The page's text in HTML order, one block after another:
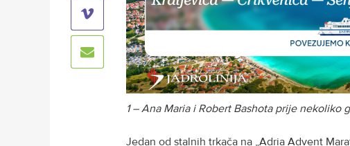
1 – Ana Maria i Robert Bashota prije nekoliko
Jedan od stalnih trkača na „Adria Advent